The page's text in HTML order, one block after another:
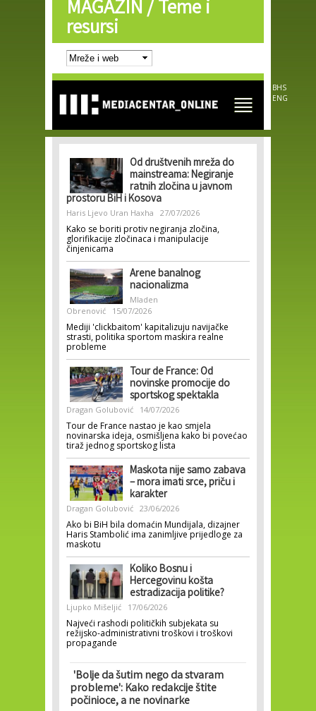
Skip to
main
content
MAGAZIN /Teme i
resursi
BHS
ENG
Od društvenih mreža do
mainstreama: Negiranje
ratnih zločina u javnom
prostoru BiH i Kosova
Haris Ljevo Uran Haxha 27/07/2026
Kako se boriti protiv negiranja zločina,
glorifikacije zločinaca i manipulacije
činjenicama
Arene banalnog
nacionalizma
Mladen
Obrenović
15/07/2026
Mediji 'clickbaitom' kapitalizuju navijačke
strasti, politika sportom maskira realne
probleme
Tour de France: Od
novinske promocije do
sportskog spektakla
Dragan Golubović 14/07/2026
Tour de France nastao je kao smjela
novinarska ideja, osmišljena kako bi povećao
tiraž jednog sportskog lista
Maskota nije samo zabava
– mora imati srce, priču i
karakter
Dragan Golubović 23/06/2026
Ako bi BiH bila domaćin Mundijala, dizajner
Haris Stambolić ima zanimljive prijedloge za
maskotu
Koliko Bosnu i
Hercegovinu košta
estradizacija politike?
Ljupko Mišeljić 17/06/2026
Najveći rashodi političkih subjekata su
režijsko-administrativni troškovi i troškovi
propagande
'Bolje da šutim nego da stvaram
probleme': Kako redakcije štite
počinioce, a ne novinarke